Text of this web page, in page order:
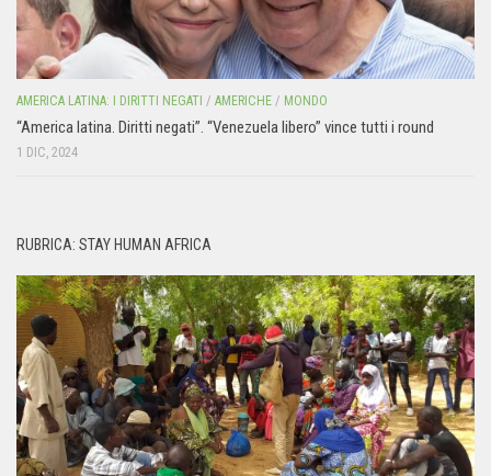
AMERICA LATINA: I DIRITTI NEGATI / AMERICHE / MONDO
“America latina. Diritti negati”. “Venezuela libero” vince tutti i round
1 DIC, 2024
RUBRICA: STAY HUMAN AFRICA